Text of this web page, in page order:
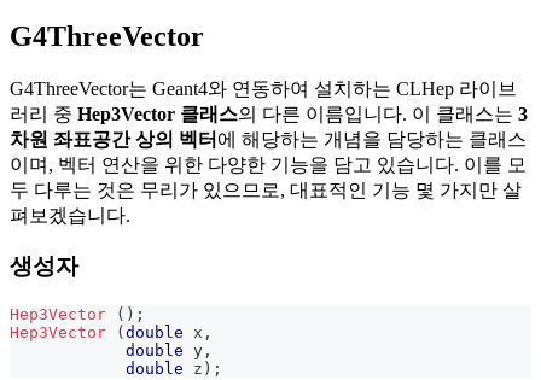
G4ThreeVector
G4ThreeVector는 Geant4와 연동하여 설치하는 CLHep 라이브
러리 중 Hep3Vector 클래스의 다른 이름입니다. 이 클래스는 3
차원 좌표공간 상의 벡터 에 해당하는 개념을 담당하는 클래스
이며, 벡터 연산을 위한 다양한 기능을 담고 있습니다. 이를 모
두 다루는 것은 무리가 있으므로, 대표적인 기능 몇 가지만 살
펴보겠습니다.
생성자
Hep3Vector ( ) ;
Hep3Vector
( double x ,
double y ,
double z ) ;